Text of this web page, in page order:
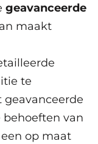
geavanceerde
maakt
te
van
op maat